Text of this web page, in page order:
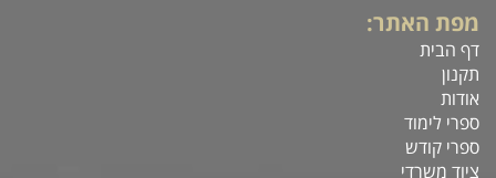
מפת האתר:
דף הבית
תקנון
אודות
ספרי לימוד
ספרי קודש
ציוד משרדי